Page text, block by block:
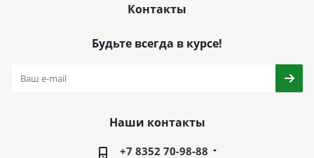
Контакты
Будьте всегда в курсе!
Наши контакты
+7 8352 70-98-88